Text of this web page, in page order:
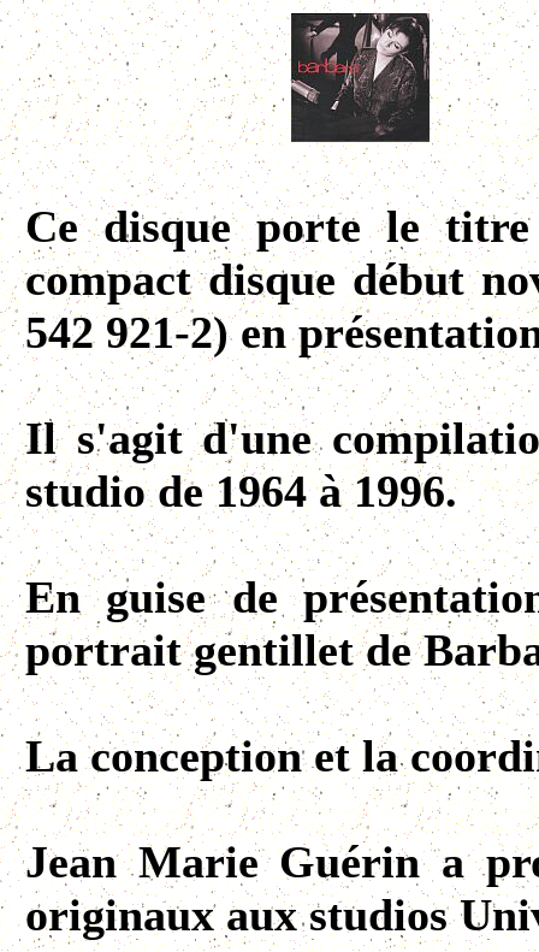
Ce disque porte le
compact disque début
542 921-2) en
Il s'agit d'une
studio de 1964 à 1996.
En guise de
portrait gentillet de
La conception et la
Jean Marie Guérin a
originaux aux studios